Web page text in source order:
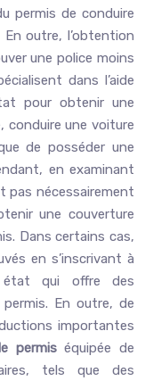
permis de conduire
outre, l’obtention
une police moins
dans l’aide
pour obtenir une
conduire une voiture
de posséder une
en examinant
nécessairement
une couverture
Dans certains cas,
en s’inscrivant à
état qui offre des
En outre, de
importantes
permiséquipée de
tels que des